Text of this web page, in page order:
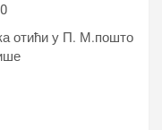
отићи у П. М.пошто